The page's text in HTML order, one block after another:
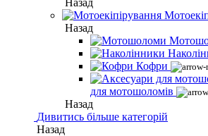
Назад
Назад
Кофри
для мотошоломів
Назад
Дивитись більше категорій
Назад